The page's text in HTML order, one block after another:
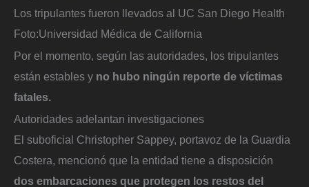
Los tripulantes fueron llevados al UC San Diego Health
Foto:Universidad Médica de California
Por el momento, según las autoridades, los tripulantes
están estables y no hubo ningún reporte de víctimas
fatales.
Autoridades adelantan investigaciones
El suboficial Christopher Sappey, portavoz de la Guardia
Costera, mencionó que la entidad tiene a disposición
dos embarcaciones que protegen los restos del